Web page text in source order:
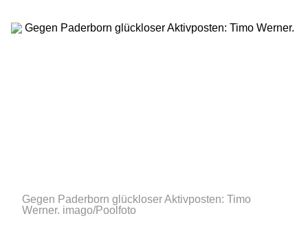
Gegen Paderborn glückloser Aktivposten: Timo
Werner. imago/Poolfoto